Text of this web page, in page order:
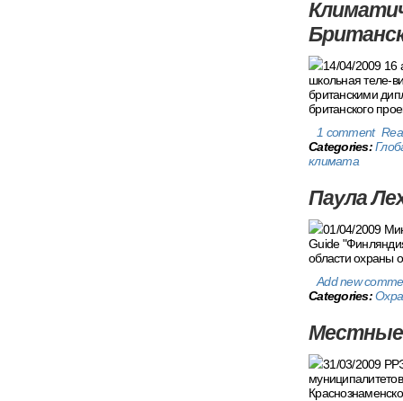
14/04/2009 16
школьная теле-
британскими
британского
1 comment
Categories:
климата
Паула
01/04/2009
Guide
области охраны
Add new
Categories:
Местные
31/03/2009